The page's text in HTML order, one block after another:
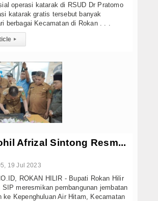
operasi katarak di RSUD Dr Pratomo
katarak gratis tersebut banyak
berbagai Kecamatan di Rokan . . .
▸
Afrizal Sintong Resm...
19 Jul 2023
ROKAN HILIR - Bupati Rokan Hilir
meresmikan pembangunan jembatan
ke Kepenghuluan Air Hitam, Kecamatan